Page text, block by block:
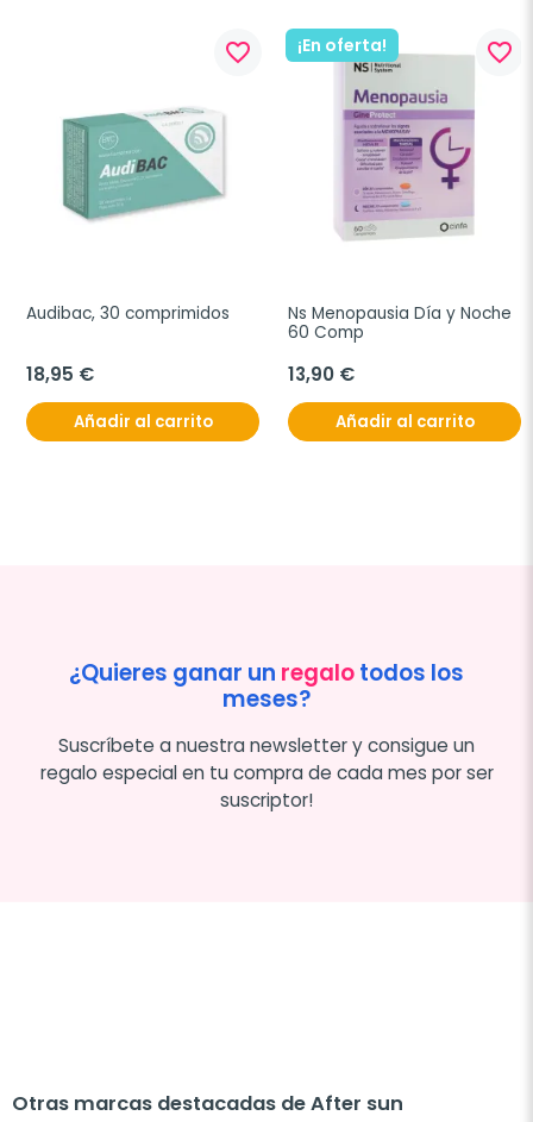
favorite_border
Audibac, 30 comprimidos
18,95 €
Añadir al carrito
¡En oferta! favorite_border
Ns Menopausia Día y Noche
60 Comp
13,90 €
Añadir al carrito
¿Quieres ganar un regalotodos los
meses?
Suscríbete a nuestra newsletter y consigue un
regalo especial en tu compra de cada mes por ser
suscriptor!
Otras marcas destacadas de After sun